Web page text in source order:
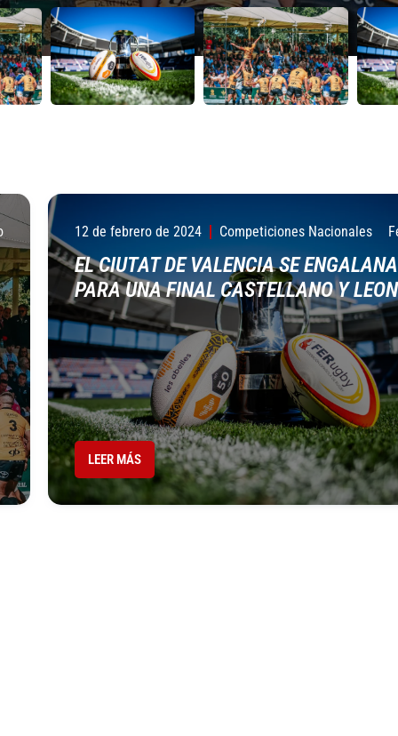
12 de febrero de 2024 Competiciones Nacionales
EL CIUTAT DE VALENCIA SE ENGALANA
PARA UNA FINAL CASTELLANO Y
LEER MÁS